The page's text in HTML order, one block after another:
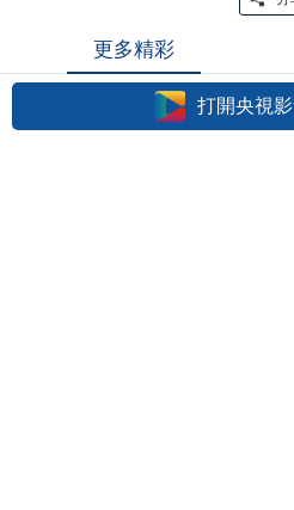
更多精彩
打開央視